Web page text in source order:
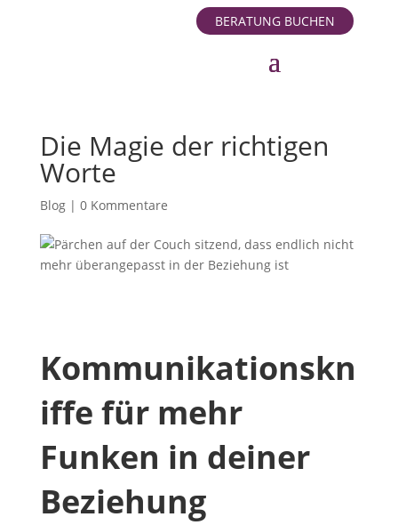
BERATUNG BUCHEN
Die Magie der richtigen
Worte
Blog| 0 Kommentare
Kommunikationskn
iffe für mehr
Funken in deiner
Beziehung